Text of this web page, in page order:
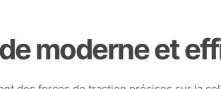
moderne et